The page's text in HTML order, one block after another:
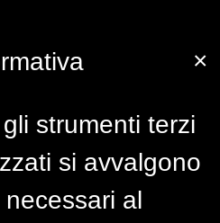
×
strumenti terzi
si avvalgono
al